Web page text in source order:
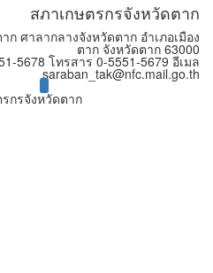
สภาเกษตรกรจังหวัดตาก
ศาลากลางจังหวัดตาก อำเภอเมือง
ตาก จังหวัดตาก 63000
5678 โทรสาร 0-5551-5679 อีเมล
saraban_tak@nfc.mail.go.th
facebook.com/nfctakofficial
กรจังหวัดตาก